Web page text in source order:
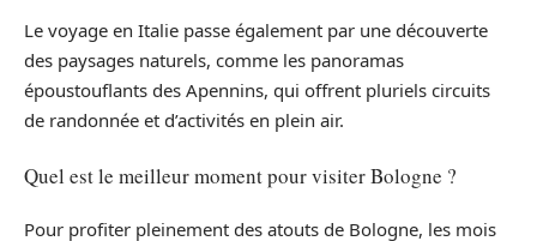
Le voyage en Italie passe également par une découverte
des paysages naturels, comme les panoramas
époustouflants des Apennins, qui offrent pluriels circuits
de randonnée et d’activités en plein air.
Quel est le meilleur moment pour visiter Bologne ?
Pour profiter pleinement des atouts de Bologne, les mois